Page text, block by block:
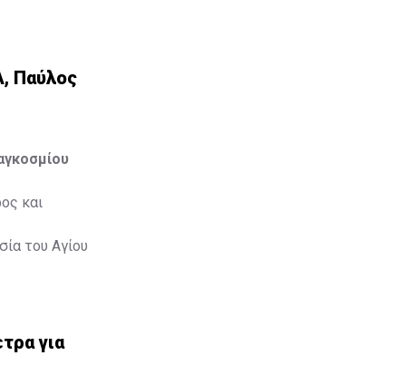
Παύλος
και
του Αγίου
για